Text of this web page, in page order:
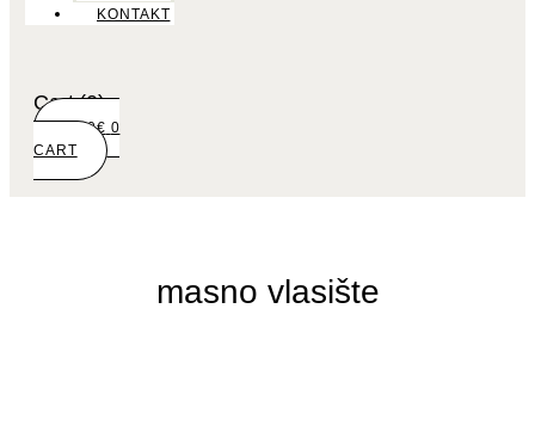
KONTAKT
Cart (0)
0,00€ 0
CART
masno vlasište